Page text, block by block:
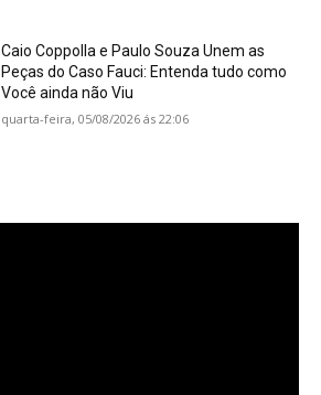
Caio Coppolla e Paulo Souza Unem as
Peças do Caso Fauci: Entenda tudo como
Você ainda não Viu
quarta-feira, 05/08/2026 ás 22:06